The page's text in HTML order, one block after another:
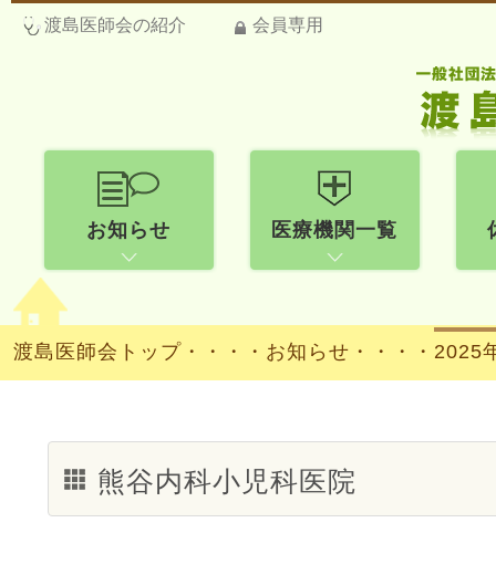
渡島医師会の紹介 会員専用
お知らせ 医療機関一覧
渡島医師会トップ ・・・・ お知らせ・・・・ 2025
熊谷内科小児科医院